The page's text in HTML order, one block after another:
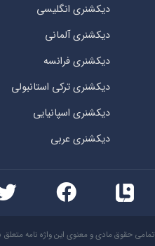
دیکشنری انگلیسی
دیکشنری آلمانی
دیکشنری فرانسه
دیکشنری ترکی استانبولی
دیکشنری اسپانیایی
دیکشنری عربی
تمامی حقوق مادی و معنوی این واژه نامه